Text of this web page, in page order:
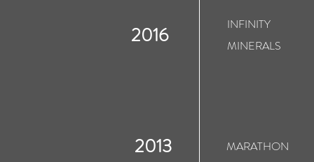
2013 MARATHON
2010
ENDURANCE 2
2016
INFINITY
MINERALS
2013 MARATHON